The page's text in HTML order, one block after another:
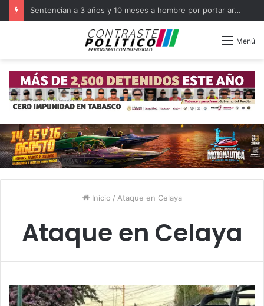
Sentencian a 3 años y 10 meses a hombre por portar arma en Balancán
Menú
Inicio / Ataque en Celaya
Ataque en Celaya